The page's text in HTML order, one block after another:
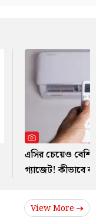
এসির চেয়েও বেশি
গ্যাজেট! কীভাবে
View More